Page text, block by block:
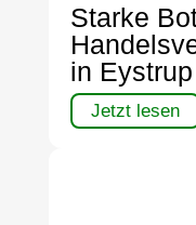
Starke
in Eystrup
Jetzt lesen